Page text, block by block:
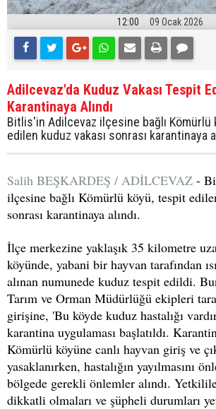
12:00 09 Ocak 2026
Adilcevaz'da Kuduz Vakası Tespit
Karantinaya Alındı
Bitlis'in Adilcevaz ilçesine bağlı Kömürlü
edilen kuduz vakası sonrası karantinaya
Salih BEŞKARDEŞ / ADİLCEVAZ -
ilçesine bağlı Kömürlü köyü, tespit
sonrası karantinaya alındı.
İlçe merkezine yaklaşık 35 kilometre
köyünde, yabani bir hayvan tarafından
alınan numunede kuduz tespit edildi.
Tarım ve Orman Müdürlüğü ekipleri
girişine, 'Bu köyde kuduz hastalığı
karantina uygulaması başlatıldı.
Kömürlü köyüne canlı hayvan giriş ve
yasaklanırken, hastalığın yayılmasını
bölgede gerekli önlemler alındı.
dikkatli olmaları ve şüpheli durumları